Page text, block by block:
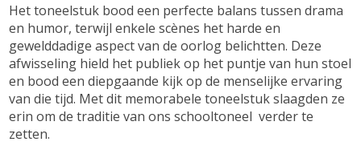
Het toneelstuk bood een perfecte balans tussen drama
en humor, terwijl enkele scènes het harde en
gewelddadige aspect van de oorlog belichtten. Deze
afwisseling hield het publiek op het puntje van hun stoel
en bood een diepgaande kijk op de menselijke ervaring
van die tijd. Met dit memorabele toneelstuk slaagden ze
erin om de traditie van ons schooltoneel verder te
zetten.